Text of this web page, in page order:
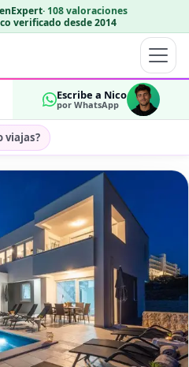
· 108 valoraciones
verificado desde 2014
Escribe a Nico
por WhatsApp
viajas?
fechas…
OK